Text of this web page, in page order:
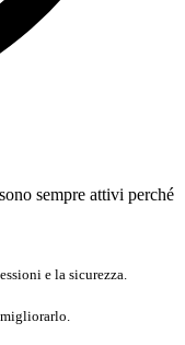
sempre attivi perché
e la sicurezza.